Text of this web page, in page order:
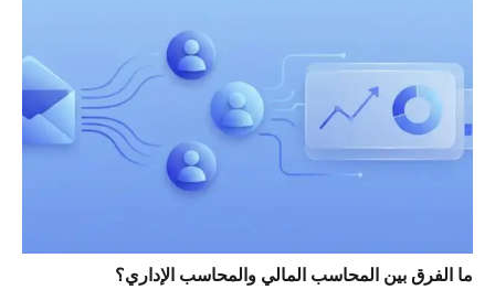
ما الفرق بين المحاسب المالي والمحاسب الإداري؟